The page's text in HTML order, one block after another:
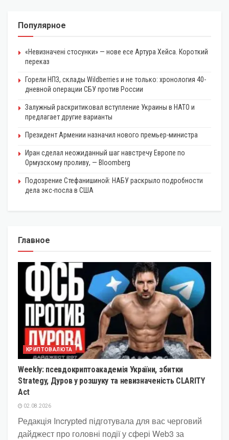
Популярное
«Невизначені стосунки» — нове есе Артура Хейса. Короткий
переказ
Горели НПЗ, склады Wildberries и не только: хронология 40-
дневной операции СБУ против России
Залужный раскритиковал вступление Украины в НАТО и
предлагает другие варианты
Президент Армении назначил нового премьер-министра
Иран сделал неожиданный шаг навстречу Европе по
Ормузскому проливу, — Bloomberg
Подозрение Стефанишиной: НАБУ раскрыло подробности
дела экс-посла в США
Главное
КРИПТОВАЛЮТА
Weekly: псевдокриптоакадемія України, збитки
Strategy, Дуров у розшуку та невизначеність CLARITY
Act
02.08.2026
Редакція Incrypted підготувала для вас черговий
дайджест про головні події у сфері Web3 за